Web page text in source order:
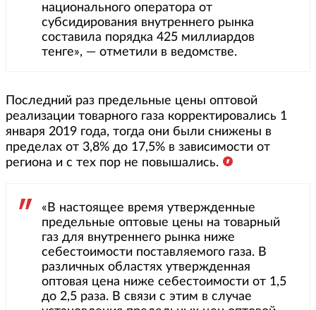
национального оператора от
субсидирования внутреннего рынка
составила порядка 425 миллиардов
тенге», — отметили в ведомстве.
Последний раз предельные цены оптовой
реализации товарного газа корректировались 1
января 2019 года, тогда они были снижены в
пределах от 3,8% до 17,5% в зависимости от
региона и с тех пор не повышались.
«В настоящее время утвержденные
предельные оптовые цены на товарный
газ для внутреннего рынка ниже
себестоимости поставляемого газа. В
различных областях утвержденная
оптовая цена ниже себестоимости от 1,5
до 2,5 раза. В связи с этим в случае